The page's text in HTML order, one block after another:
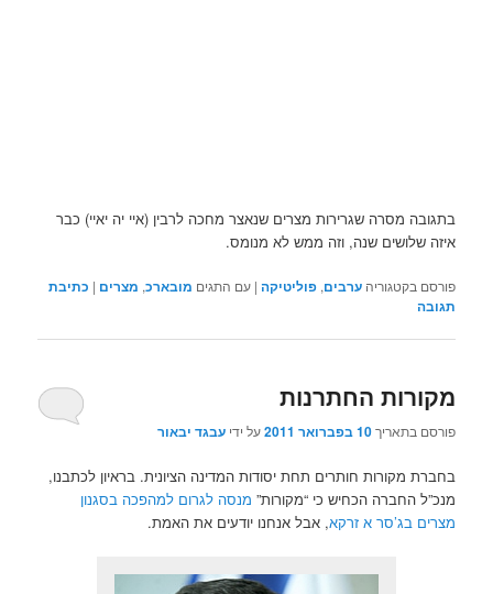
בתגובה מסרה שגרירות מצרים שנאצר מחכה לרבין (איי יה יאיי) כבר
איזה שלושים שנה, וזה ממש לא מנומס.
פורסם בקטגוריה ערבים,פוליטיקה |עם התגים מובארכ, מצרים | כתיבת
תגובה
מקורות החתרנות
פורסם בתאריך10 בפברואר 2011 על ידיעבגד יבאור
בחברת מקורות חותרים תחת יסודות המדינה הציונית. בראיון לכתבנו,
מנכ”ל החברה הכחיש כי “מקורות” מנסה לגרום למהפכה בסגנון
מצרים בג’סר א זרקא, אבל אנחנו יודעים את האמת.